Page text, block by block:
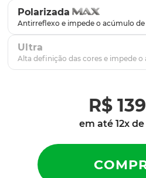
Polarizada
Ultra
R$ 139
em até 12x de